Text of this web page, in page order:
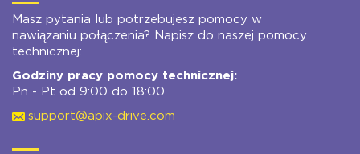
Masz pytania lub potrzebujesz pomocy w
nawiązaniu połączenia? Napisz do naszej pomocy
technicznej:
Godziny pracy pomocy technicznej:
Pn - Pt od 9:00 do 18:00
support@apix-drive.com